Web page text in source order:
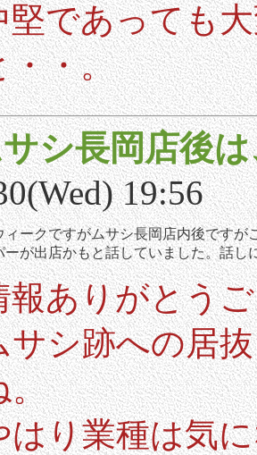
堅であっても
・・。
シ長岡店後
19:56
ィークですがムサシ長岡店内後です
ーが出店かもと話していました。話し
報ありがとう
サシ跡への居
。
はり業種は気